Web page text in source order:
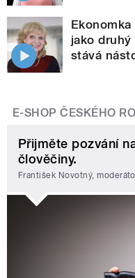
jako
stává
E-SHOP ČESKÉHO
Přijměte pozvání
člověčiny.
František Novotný,